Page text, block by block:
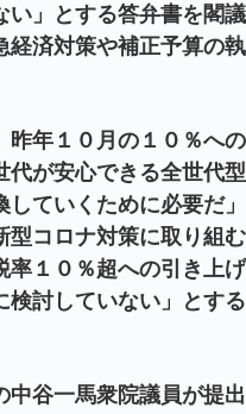
い」とする答弁書を閣
経済対策や補正予算の
年１０月の１０％へ
代が安心できる全世代
していくために必要だ
型コロナ対策に取り組
率１０％超への引き上
検討していない」とす
谷一馬衆院議員が提